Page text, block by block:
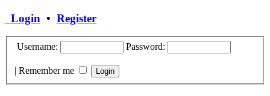
Login • Register
Username: Password:
| Remember me